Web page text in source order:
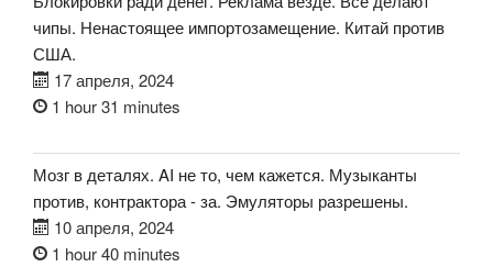
чипы. Ненастоящее импортозамещение. Китай против
США.
17 апреля, 2024
1 hour 31 minutes
Мозг в деталях. AI не то, чем кажется. Музыканты
против, контрактора - за. Эмуляторы разрешены.
10 апреля, 2024
1 hour 40 minutes